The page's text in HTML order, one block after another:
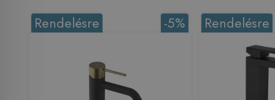
-5%
Rendelésre Rendelésre